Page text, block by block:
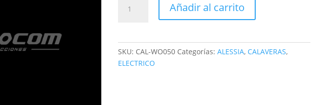
MICA
Añadir al carrito
SKU: CAL-WO050 Categorías:ALESSIA, CALAVERAS,
ELECTRICO